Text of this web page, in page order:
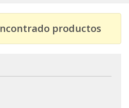
productos